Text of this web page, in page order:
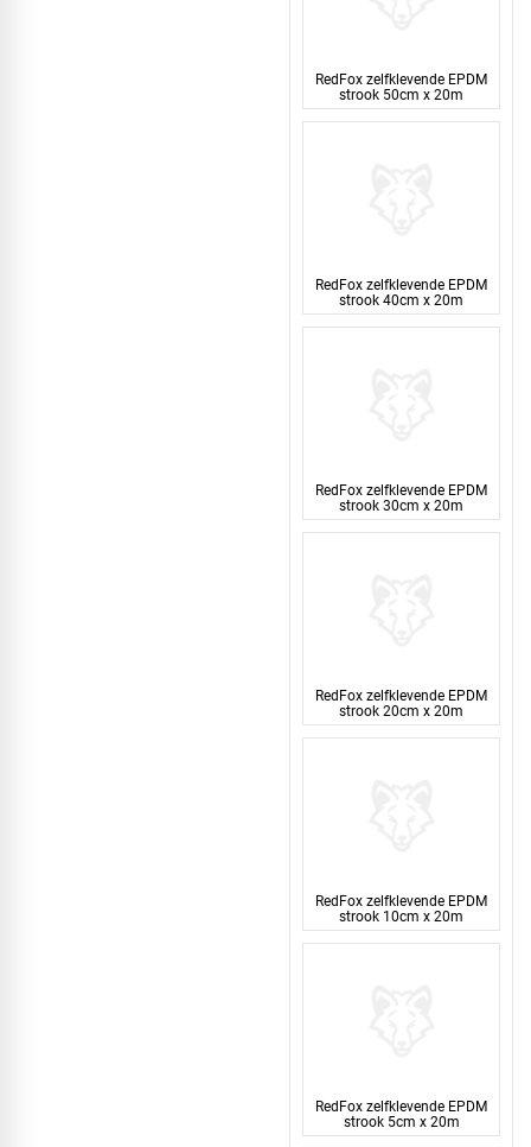
RedFox zelfklevende EPDM
strook 50cm x 20m
RedFox zelfklevende EPDM
strook 40cm x 20m
RedFox zelfklevende EPDM
strook 30cm x 20m
RedFox zelfklevende EPDM
strook 20cm x 20m
RedFox zelfklevende EPDM
strook 10cm x 20m
RedFox zelfklevende EPDM
strook 5cm x 20m